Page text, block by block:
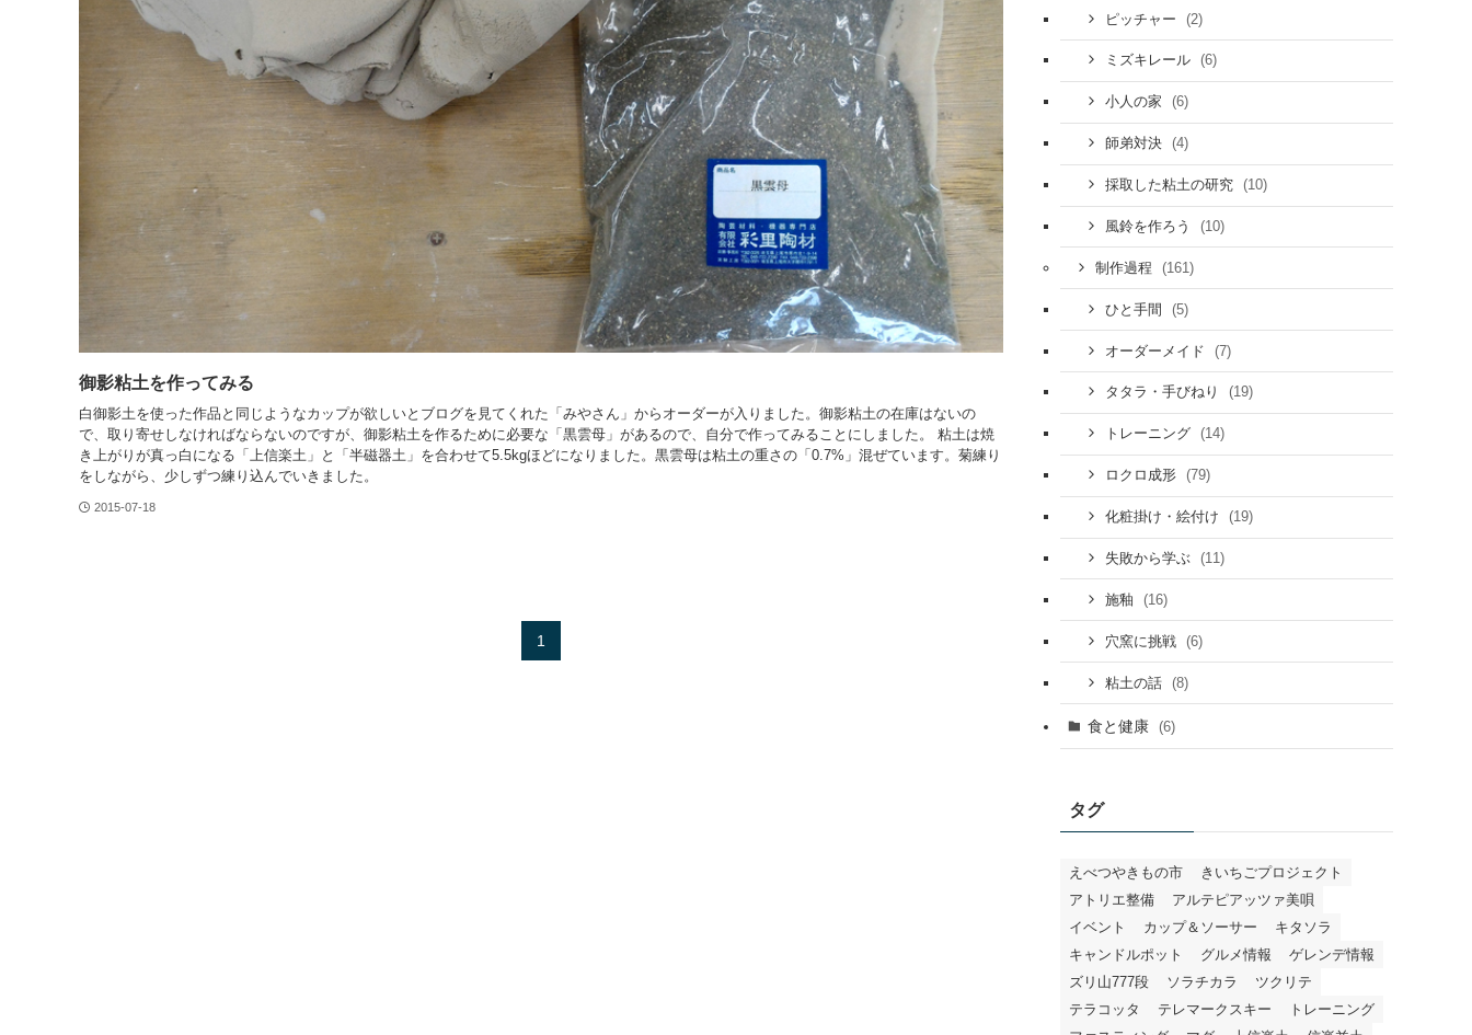
御影粘土を作ってみる
白御影土を使った作品と同じようなカップが欲しいとブログを見てくれた「みやさん」からオーダーが入りました。御影粘土の在庫はないの
で、取り寄せしなければならないのですが、御影粘土を作るために必要な「黒雲母」があるので、自分で作ってみることにしました。 粘土は焼
き上がりが真っ白になる「上信楽土」と「半磁器土」を合わせて5.5kgほどになりました。黒雲母は粘土の重さの「0.7%」混ぜています。菊練り
をしながら、少しずつ練り込んでいきました。
2015-07-18
1
ピッチャー (2)
ミズキレール (6)
小人の家 (6)
師弟対決 (4)
採取した粘土の研究 (10)
風鈴を作ろう (10)
制作過程 (161)
ひと手間 (5)
オーダーメイド (7)
タタラ・手びねり (19)
トレーニング (14)
ロクロ成形 (79)
化粧掛け・絵付け (19)
失敗から学ぶ (11)
施釉 (16)
穴窯に挑戦 (6)
粘土の話 (8)
食と健康 (6)
タグ
えべつやきもの市
きいちごプロジェクト
アトリエ整備
アルテピアッツァ美唄
イベント
カップ＆ソーサー
キタソラ
キャンドルポット
グルメ情報
ゲレンデ情報
ズリ山777段
ソラチカラ
ツクリテ
テラコッタ
テレマークスキー
トレーニング